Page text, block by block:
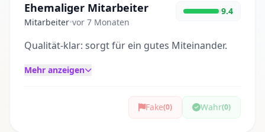
Ehemaliger Mitarbeiter
Mitarbeiter•vor 7 Monaten
9.4
Qualität-klar: sorgt für ein gutes Miteinander.
Mehr anzeigen
Fake(0) Wahr(0)